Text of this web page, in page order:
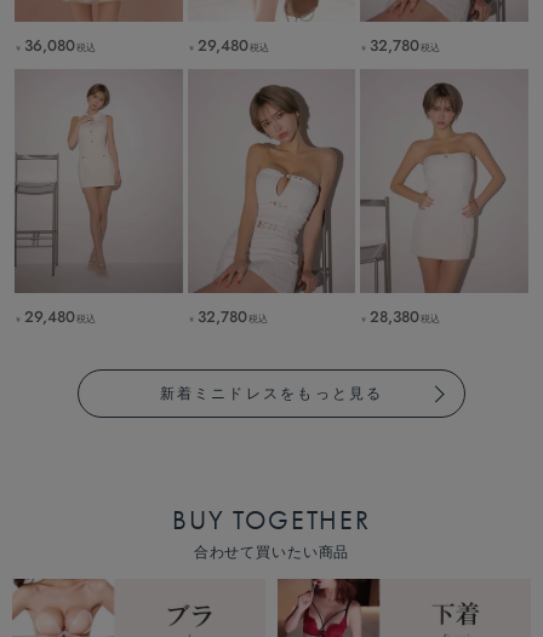
￥ 36,080税込 ￥ 29,480税込 ￥ 32,780税込
￥ 29,480税込 ￥ 32,780税込 ￥ 28,380税込
新着ミニドレスをもっと見る
BUY TOGETHER
合わせて買いたい商品